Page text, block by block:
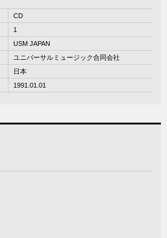
CD
1
USM JAPAN
ユニバーサルミュージック合同会社
日本
1991.01.01